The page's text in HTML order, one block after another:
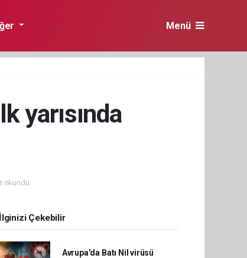
Menü
yarısında
okundu.
İlginizi Çekebilir
Avrupa'da Batı Nil virüsü